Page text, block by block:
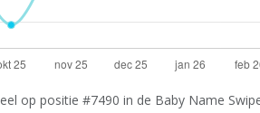
op positie #7490 in de Baby Name